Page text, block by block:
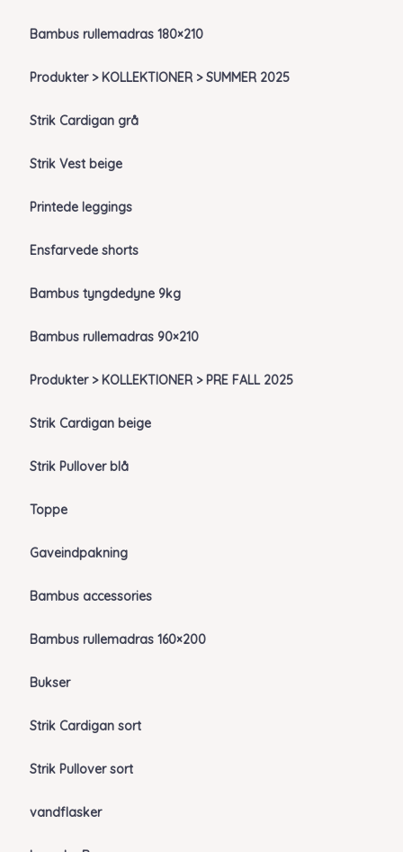
Bambus rullemadras 180×210
Produkter > KOLLEKTIONER > SUMMER 2025
Strik Cardigan grå
Strik Vest beige
Printede leggings
Ensfarvede shorts
Bambus tyngdedyne 9kg
Bambus rullemadras 90×210
Produkter > KOLLEKTIONER > PRE FALL 2025
Strik Cardigan beige
Strik Pullover blå
Toppe
Gaveindpakning
Bambus accessories
Bambus rullemadras 160×200
Bukser
Strik Cardigan sort
Strik Pullover sort
vandflasker